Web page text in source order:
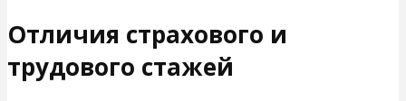
Отличия страхового и
трудового стажей